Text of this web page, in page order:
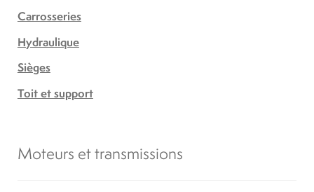
Carrosseries
Hydraulique
Sièges
Toit et support
Moteurs et transmissions